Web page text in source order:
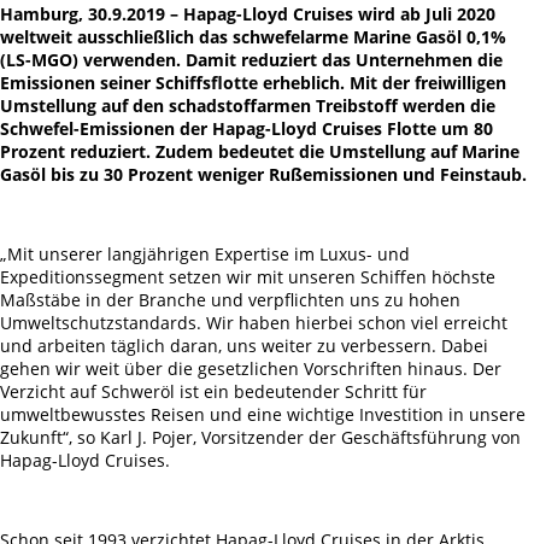
Hamburg, 30.9.2019 – Hapag-Lloyd Cruises wird ab Juli 2020
weltweit ausschließlich das schwefelarme Marine Gasöl 0,1%
(LS-MGO) verwenden. Damit reduziert das Unternehmen die
Emissionen seiner Schiffsflotte erheblich. Mit der freiwilligen
Umstellung auf den schadstoffarmen Treibstoff werden die
Schwefel-Emissionen der Hapag-Lloyd Cruises Flotte um 80
Prozent reduziert. Zudem bedeutet die Umstellung auf Marine
Gasöl bis zu 30 Prozent weniger Rußemissionen und Feinstaub.
„Mit unserer langjährigen Expertise im Luxus- und
Expeditionssegment setzen wir mit unseren Schiffen höchste
Maßstäbe in der Branche und verpflichten uns zu hohen
Umweltschutzstandards. Wir haben hierbei schon viel erreicht
und arbeiten täglich daran, uns weiter zu verbessern. Dabei
gehen wir weit über die gesetzlichen Vorschriften hinaus. Der
Verzicht auf Schweröl ist ein bedeutender Schritt für
umweltbewusstes Reisen und eine wichtige Investition in unsere
Zukunft“, so Karl J. Pojer, Vorsitzender der Geschäftsführung von
Hapag-Lloyd Cruises.